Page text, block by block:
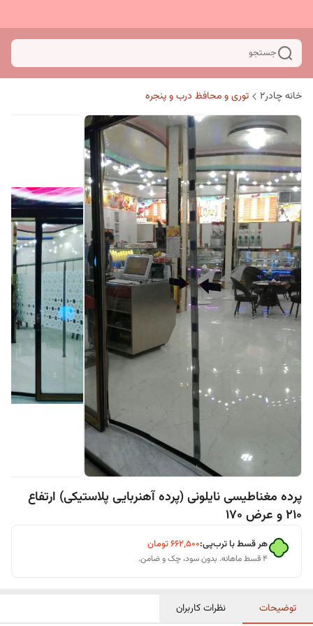
جستجو
خانه چادر۲ توری و محافظ درب و پنجره
پرده مغناطیسی نایلونی (پرده آهنربایی پلاستیکی) ارتفاع
210 و عرض 170
هر قسط با ترب‌پی:۶۶۲٬۵۰۰تومان
۴ قسط ماهانه. بدون سود، چک و ضامن.
توضیحات نظرات کاربران